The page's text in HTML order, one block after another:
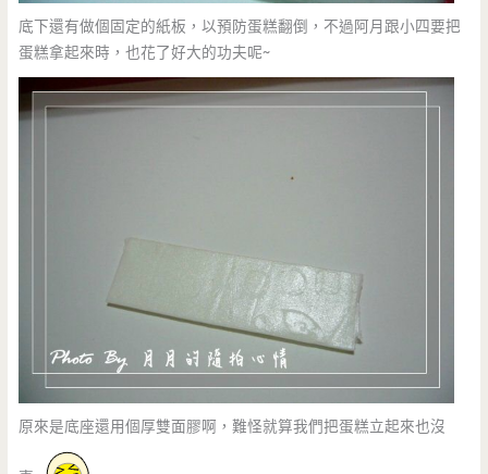
底下還有做個固定的紙板，以預防蛋糕翻倒，不過阿月跟小四要把
蛋糕拿起來時，也花了好大的功夫呢~
原來是底座還用個厚雙面膠啊，難怪就算我們把蛋糕立起來也沒